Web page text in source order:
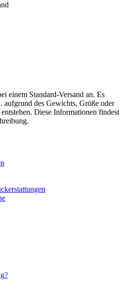
einem Standard-Versand an. Es
aufgrund des Gewichts, Größe oder
Diese Informationen findest